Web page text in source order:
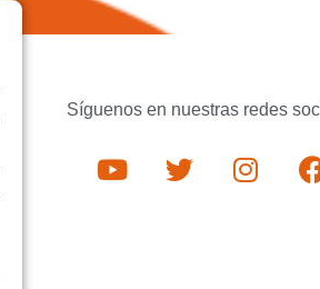
Síguenos en nuestras redes